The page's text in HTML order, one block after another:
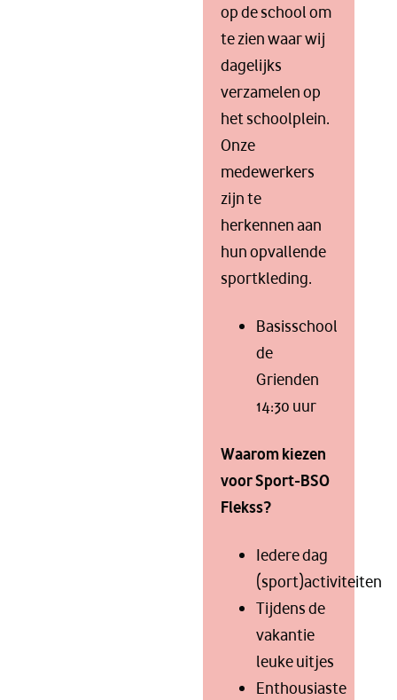
op de school om
te zien waar wij
dagelijks
verzamelen op
het schoolplein.
Onze
medewerkers
zijn te
herkennen aan
hun opvallende
sportkleding.
Basisschool
de
Grienden
14:30 uur
Waarom kiezen
voor Sport-BSO
Flekss?
Iedere dag
(sport)activiteiten
Tijdens de
vakantie
leuke uitjes
Enthousiaste